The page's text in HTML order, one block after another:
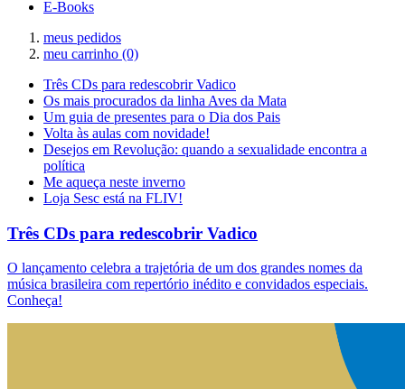
E-Books
meus pedidos
meu carrinho (0)
Três CDs para redescobrir Vadico
Os mais procurados da linha Aves da Mata
Um guia de presentes para o Dia dos Pais
Volta às aulas com novidade!
Desejos em Revolução: quando a sexualidade encontra a
política
Me aqueça neste inverno
Loja Sesc está na FLIV!
Três CDs para redescobrir Vadico
O lançamento celebra a trajetória de um dos grandes nomes da
música brasileira com repertório inédito e convidados especiais.
Conheça!